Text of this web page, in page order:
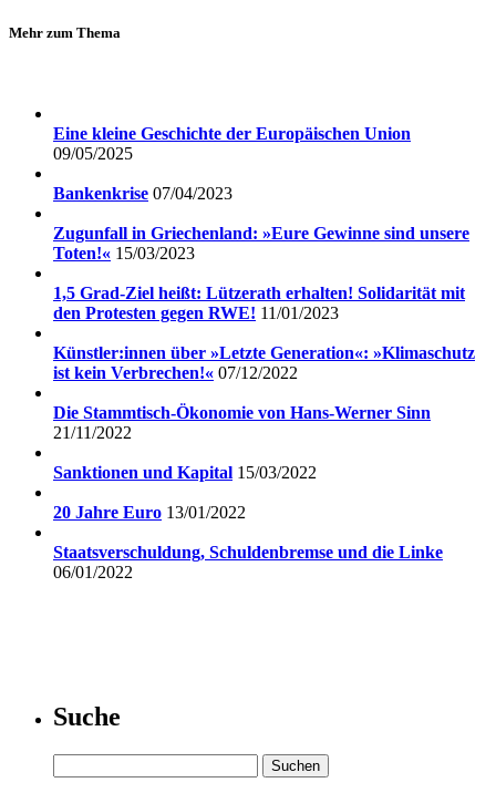
Mehr zum Thema
Eine kleine Geschichte der Europäischen Union
09/05/2025
Bankenkrise 07/04/2023
Zugunfall in Griechenland: »Eure Gewinne sind unsere
Toten!« 15/03/2023
1,5 Grad-Ziel heißt: Lützerath erhalten! Solidarität mit
den Protesten gegen RWE! 11/01/2023
Künstler:innen über »Letzte Generation«: »Klimaschutz
ist kein Verbrechen!« 07/12/2022
Die Stammtisch-Ökonomie von Hans-Werner Sinn
21/11/2022
Sanktionen und Kapital 15/03/2022
20 Jahre Euro 13/01/2022
Staatsverschuldung, Schuldenbremse und die Linke
06/01/2022
Suche
nach: